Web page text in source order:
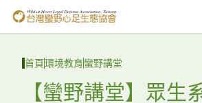
台灣蠻野心足生態協會
議題與行動
首頁環境教育蠻野講堂
【蠻野講堂】眾生